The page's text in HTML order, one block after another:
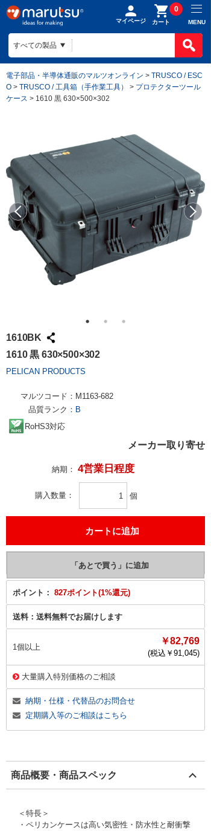
マイページ カート
0
MENU
電子部品・半導体通販のマルツオンライン > TRUSCO / ESC
O > TRUSCO / 工具箱（手作業工具） > プロテクターツール
ケース > 1610 黒 630×500×302
1610BK
1610 黒 630×500×302
PELICAN PRODUCTS
マルツコード： M1163-682
品質ランク： B
RoHS3対応
メーカー取り寄せ
納期： 4営業日程度
購入数量 個
ポイント： 827ポイント(1%還元)
送料： 送料無料でお届けします
1個以上
￥82,769
(税込￥ 91,045)
大量購入特別価格のご相談
納期・仕様・代替品のお問合せ
定期購入等のご相談はこちら
商品概要・商品スペック
＜特長＞
・ペリカンケースは高い気密性・防水性と耐衝撃